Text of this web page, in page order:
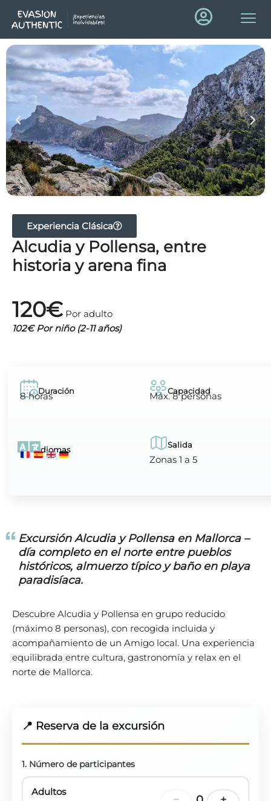
Experiencia Clásica
Alcudia y Pollensa, entre
historia y arena fina
120€ Por adulto
102€ Por niño (2-11 años)
Duración
8 horas Capacidad
Máx. 8 personas
Idiomas Salida
Zonas 1 a 5
Excursión Alcudia y Pollensa en Mallorca –
día completo en el norte entre pueblos
históricos, almuerzo típico y baño en playa
paradisíaca.
Descubre Alcudia y Pollensa en grupo reducido
(máximo 8 personas), con recogida incluida y
acompañamiento de un Amigo local. Una experiencia
equilibrada entre cultura, gastronomía y relax en el
norte de Mallorca.
📍 Reserva de la excursión
1. Número de participantes
Adultos